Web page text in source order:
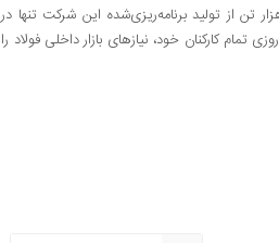
خوزستان علی‌رغم محدودیت‌های انرژی در سال گذشته که باعث از دست رفتن ۵۴۰ هزار تن از تولید برنامه‌ریزی‌شده این شرکت تنها در
تمام کارکنان خود، نیازهای بازار داخلی فولاد را